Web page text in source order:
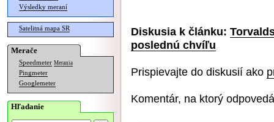
Výsledky meraní
Satelitná mapa SR
Merače
Speedmeter Merania
Pingmeter
Googlemeter
Hľadanie
Diskusia k článku:
poslednú chvíľu
Prispievajte do diskusií ako
Komentár, na ktorý